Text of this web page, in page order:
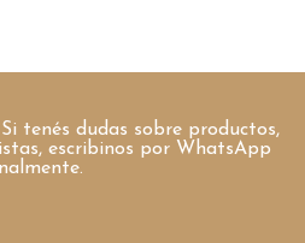
tenés dudas sobre productos,
escribinos por WhatsApp